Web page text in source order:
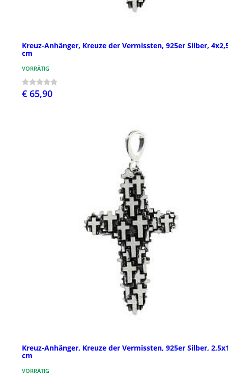
Kreuz-Anhänger, Kreuze der Vermissten, 925er Silber,
cm
VORRÄTIG
€ 65,90
Kreuz-Anhänger, Kreuze der Vermissten, 925er Silber,
cm
VORRÄTIG